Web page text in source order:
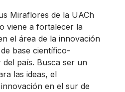
Miraflores de la UACh
viene a fortalecer la
el área de la innovación
base científico-
país. Busca ser un
las ideas, el
en el sur de